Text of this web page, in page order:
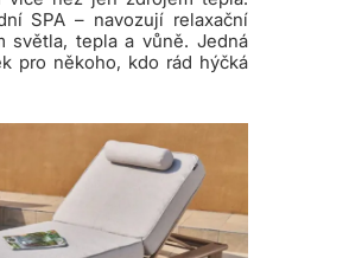
SPA – navozují relaxační
světla, tepla a vůně. Jedná
pro někoho, kdo rád hýčká